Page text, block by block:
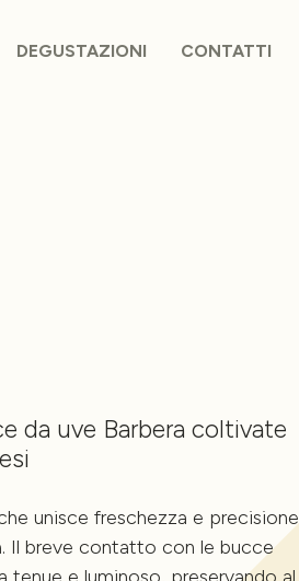
DEGUSTAZIONI CONTATTI
da uve Barbera coltivate
unisce freschezza e precisione
Il breve contatto con le bucce